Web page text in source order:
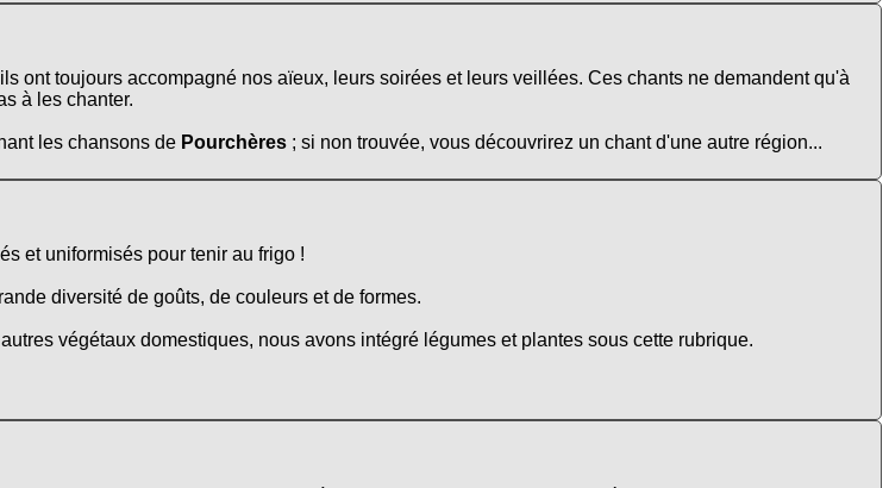
ont toujours accompagné nos aïeux, leurs soirées et leurs veillées. Ces chants ne demandent qu'à
à les chanter.
les chansons de Pourchères ; si non trouvée, vous découvrirez un chant d'une autre région...
et uniformisés pour tenir au frigo !
diversité de goûts, de couleurs et de formes.
végétaux domestiques, nous avons intégré légumes et plantes sous cette rubrique.